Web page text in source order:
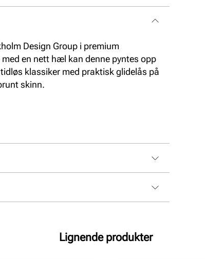
Design Group i premium
en nett hæl kan denne pyntes opp
klassiker med praktisk glidelås på
skinn.
Lignende produkter